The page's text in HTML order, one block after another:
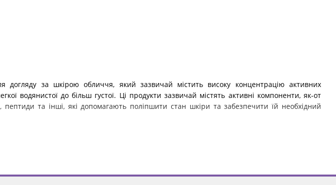
догляду за шкірою обличчя, який зазвичай містить високу концентрацію активних
водянистої до більш густої. Ці продукти зазвичай містять активні компоненти, як-от
пептиди та інші, які допомагають поліпшити стан шкіри та забезпечити їй необхідний
доглядових продуктів для шкіри?